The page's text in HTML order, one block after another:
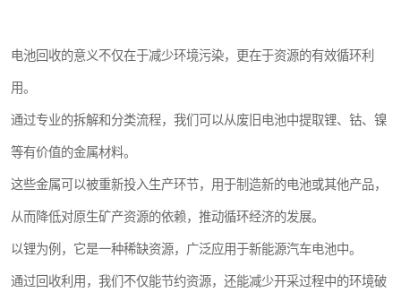
电池回收的意义不仅在于减少环境污染，更在于资源的有效循环利
用。
通过专业的拆解和分类流程，我们可以从废旧电池中提取锂、钴、镍
等有价值的金属材料。
这些金属可以被重新投入生产环节，用于制造新的电池或其他产品，
从而降低对原生矿产资源的依赖，推动循环经济的发展。
以锂为例，它是一种稀缺资源，广泛应用于新能源汽车电池中。
通过回收利用，我们不仅能节约资源，还能减少开采过程中的环境破